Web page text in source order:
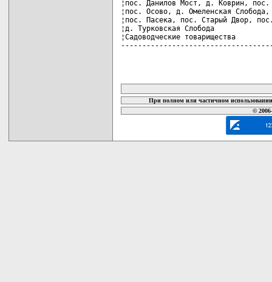
¦пос. Данилов Мост, д. Коврин,
¦пос. Осово, д. Омеленская
¦пос. Пасека, пос. Старый
¦д. Турковская Слобода
¦Садоводческие
При полном или частичном
©